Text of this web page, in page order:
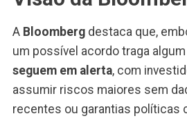
A Bloombergdestaca que,
um possível acordo traga algum
seguem em alerta, com
assumir riscos maiores sem
recentes ou garantias políticas